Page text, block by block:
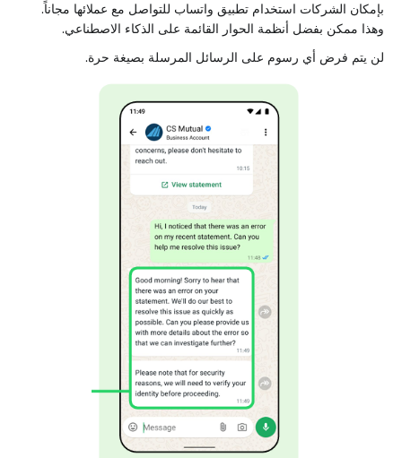
بإمكان الشركات استخدام تطبيق واتساب للتواصل مع عملائها مجاناً.
وهذا ممكن بفضل أنظمة الحوار القائمة على الذكاء الاصطناعي.
لن يتم فرض أي رسوم على الرسائل المرسلة بصيغة حرة.